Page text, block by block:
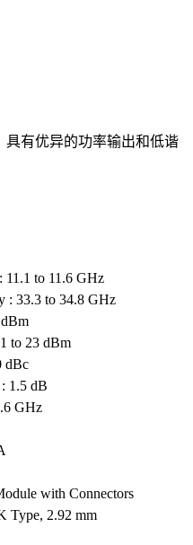
具有优异的功率输出和低谐
to 11.6 GHz
: 33.3 to 34.8 GHz
to 23 dBm
dBc
1.5 dB
GHz
with Connectors
Type, 2.92 mm